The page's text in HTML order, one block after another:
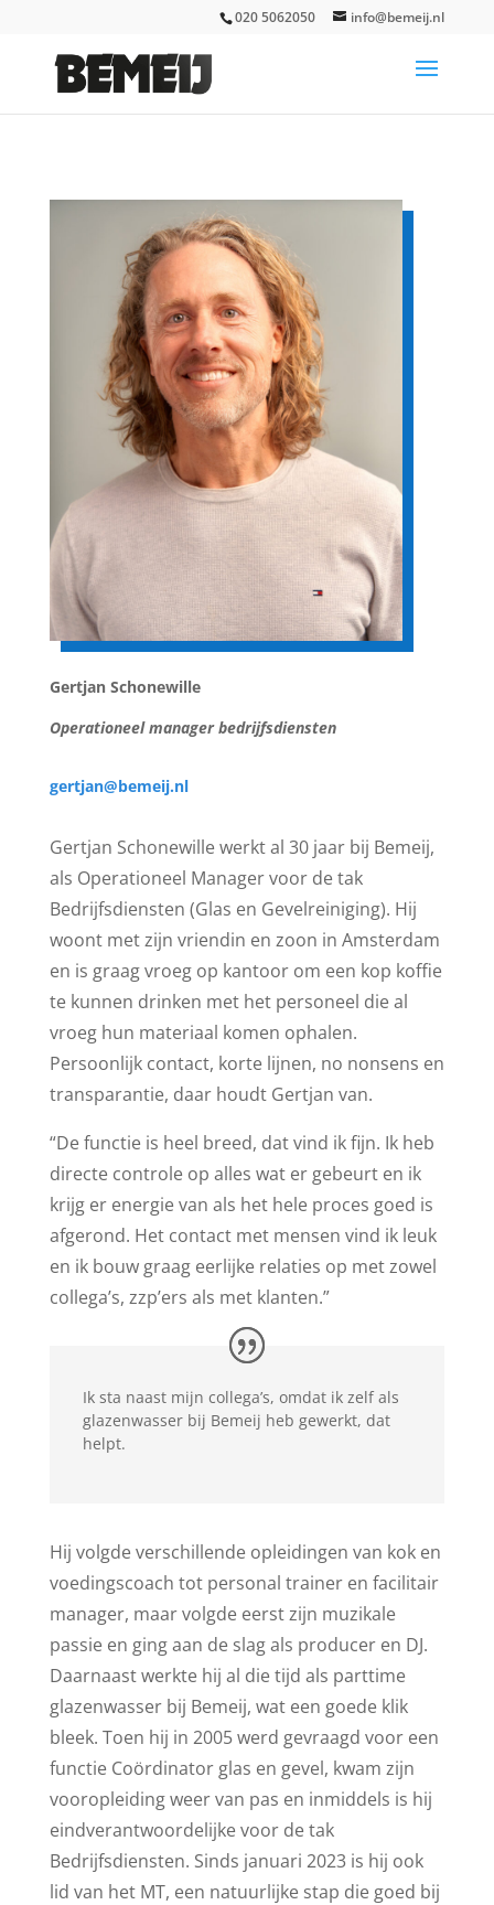
020 5062050 info@bemeij.nl
Gertjan Schonewille
Operationeel manager bedrijfsdiensten
gertjan@bemeij.nl
Gertjan Schonewille werkt al 30 jaar bij Bemeij,
als Operationeel Manager voor de tak
Bedrijfsdiensten (Glas en Gevelreiniging). Hij
woont met zijn vriendin en zoon in Amsterdam
en is graag vroeg op kantoor om een kop koffie
te kunnen drinken met het personeel die al
vroeg hun materiaal komen ophalen.
Persoonlijk contact, korte lijnen, no nonsens en
transparantie, daar houdt Gertjan van.
“De functie is heel breed, dat vind ik fijn. Ik heb
directe controle op alles wat er gebeurt en ik
krijg er energie van als het hele proces goed is
afgerond. Het contact met mensen vind ik leuk
en ik bouw graag eerlijke relaties op met zowel
collega’s, zzp’ers als met klanten.”
Ik sta naast mijn collega’s, omdat ik zelf als
glazenwasser bij Bemeij heb gewerkt, dat
helpt.
Hij volgde verschillende opleidingen van kok en
voedingscoach tot personal trainer en facilitair
manager, maar volgde eerst zijn muzikale
passie en ging aan de slag als producer en DJ.
Daarnaast werkte hij al die tijd als parttime
glazenwasser bij Bemeij, wat een goede klik
bleek. Toen hij in 2005 werd gevraagd voor een
functie Coördinator glas en gevel, kwam zijn
vooropleiding weer van pas en inmiddels is hij
eindverantwoordelijke voor de tak
Bedrijfsdiensten. Sinds januari 2023 is hij ook
lid van het MT, een natuurlijke stap die goed bij